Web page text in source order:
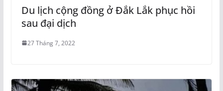
Du lịch cộng đồng ở Đắk Lắk phục hồi
sau đại dịch
27 Tháng 7, 2022